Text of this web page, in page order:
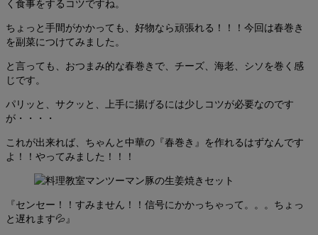
く食事をするコツですね。
ちょっと手間がかかっても、好物なら頑張れる！！！今回は春巻き
を副菜につけてみました。
と言っても、おつまみ的な春巻きで、チーズ、海老、シソを巻く感
じです。
パリッと、サクッと、上手に揚げるには少しコツが必要なのです
が・・・・
これが出来れば、ちゃんと中華の『春巻き』を作れるはずなんです
よ！！やってみました！！！
『センセー！！すみません！！信号にかかっちゃって。。。ちょっ
と遅れます💦』